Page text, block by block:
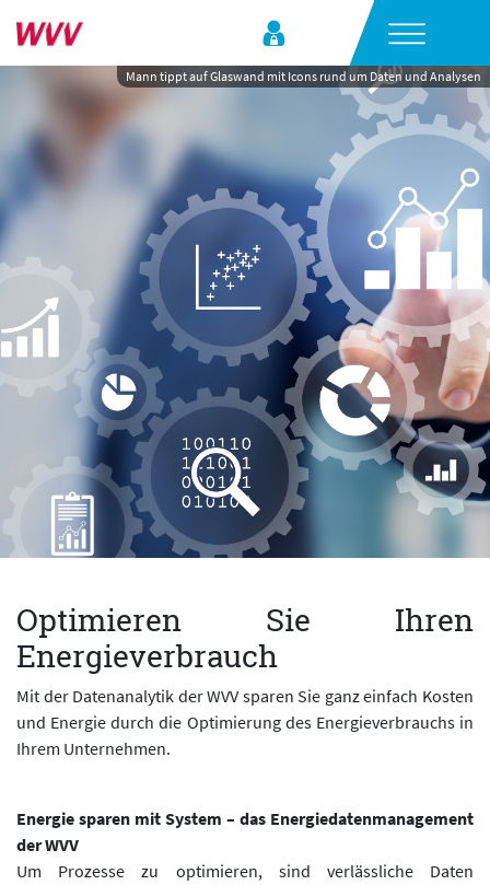
Mann tippt auf Glaswand mit Icons rund um Daten und Analysen
Optimieren Sie Ihren
Energieverbrauch
Mit der Datenanalytik der WVV sparen Sie ganz einfach Kosten
und Energie durch die Optimierung des Energieverbrauchs in
Ihrem Unternehmen.
Energie sparen mit System – das Energiedatenmanagement
der WVV
Um Prozesse zu optimieren, sind verlässliche Daten